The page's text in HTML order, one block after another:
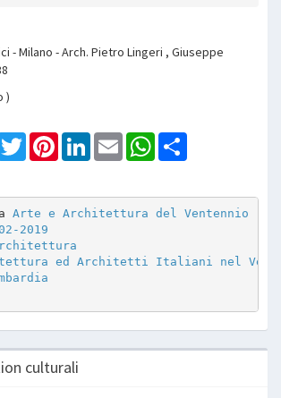
- Milano - Arch. Pietro Lingeri , Giuseppe
)
TwitterPinterestLinkedInEmail WhatsApp
Arte e Architettura del Ventennio
2019
ed Architetti Italiani nel
culturali